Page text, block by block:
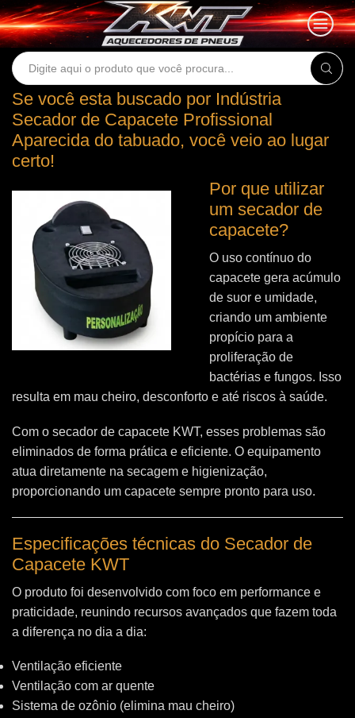
Search
Se você esta buscado por Indústria
Secador de Capacete Profissional
Aparecida do tabuado, você veio ao lugar
certo!
Por que utilizar
um secador de
capacete?
O uso contínuo do
capacete gera acúmulo
de suor e umidade,
criando um ambiente
propício para a
proliferação de
bactérias e fungos. Isso
resulta em mau cheiro, desconforto e até riscos à saúde.
Com o secador de capacete KWT, esses problemas são
eliminados de forma prática e eficiente. O equipamento
atua diretamente na secagem e higienização,
proporcionando um capacete sempre pronto para uso.
Especificações técnicas do Secador de
Capacete KWT
O produto foi desenvolvido com foco em performance e
praticidade, reunindo recursos avançados que fazem toda
a diferença no dia a dia:
Ventilação eficiente
Ventilação com ar quente
Sistema de ozônio (elimina mau cheiro)